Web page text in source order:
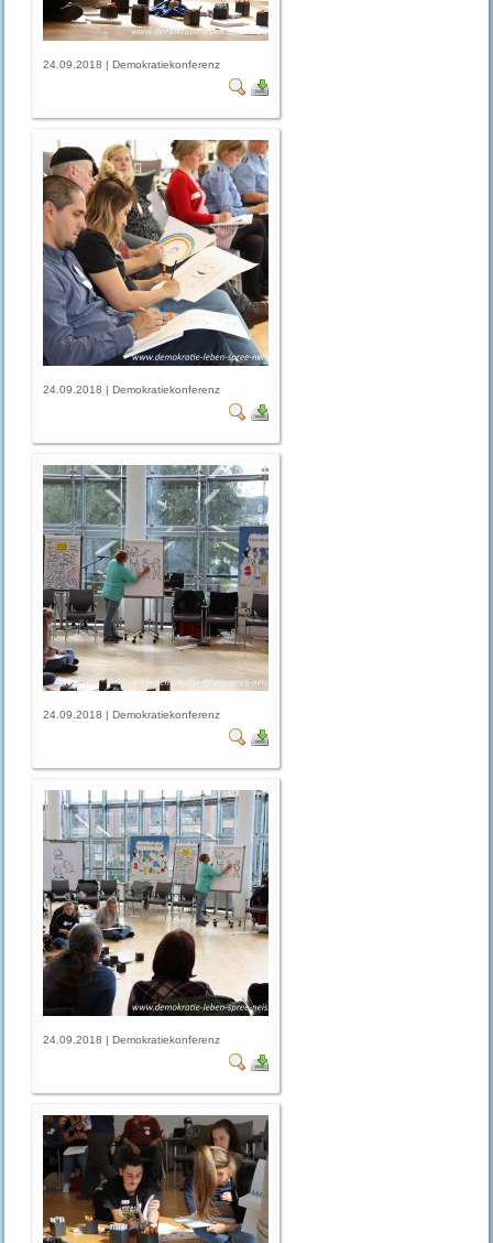
24.09.2018 | Demokratiekonferenz
24.09.2018 | Demokratiekonferenz
24.09.2018 | Demokratiekonferenz
24.09.2018 | Demokratiekonferenz